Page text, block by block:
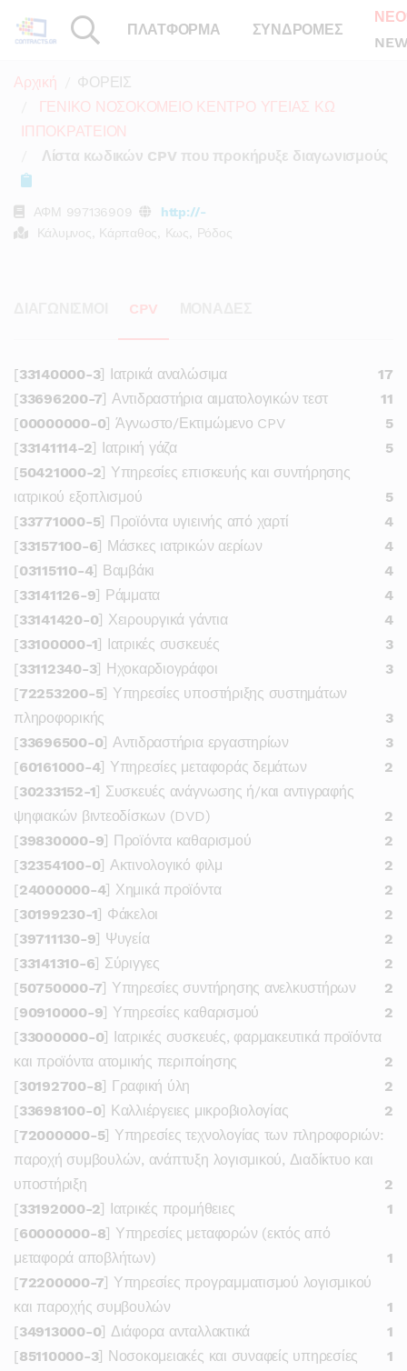
ΠΛΑΤΦΟΡΜΑ ΣΥΝΔΡΟΜΕΣ
Αρχική
ΦΟΡΕΙΣ
ΓΕΝΙΚΟ ΝΟΣΟΚΟΜΕΙΟ ΚΕΝΤΡΟ ΥΓΕΙΑΣ ΚΩ
ΙΠΠΟΚΡΑΤΕΙΟΝ
Λίστα κωδικών CPV που προκήρυξε διαγωνισμούς
ΑΦΜ 997136909
http://-
Κάλυμνος, Κάρπαθος, Κως, Ρόδος
CPV
[33140000-3] Ιατρικά αναλώσιμα
17
[33696200-7] Αντιδραστήρια αιματολογικών τεστ
11
[00000000-0] Άγνωστο/Εκτιμώμενο CPV
5
[33141114-2] Ιατρική γάζα
5
[50421000-2] Υπηρεσίες επισκευής και συντήρησης
ιατρικού εξοπλισμού
5
[33771000-5] Προϊόντα υγιεινής από χαρτί
4
[33157100-6] Μάσκες ιατρικών αερίων
4
[03115110-4] Βαμβάκι
4
[33141126-9] Ράμματα
4
[33141420-0] Χειρουργικά γάντια
4
[33100000-1] Ιατρικές συσκευές
3
[33112340-3] Ηχοκαρδιογράφοι
3
[72253200-5] Υπηρεσίες υποστήριξης συστημάτων
πληροφορικής
3
[33696500-0] Αντιδραστήρια εργαστηρίων
3
[60161000-4] Υπηρεσίες μεταφοράς δεμάτων
2
[30233152-1] Συσκευές ανάγνωσης ή/και αντιγραφής
ψηφιακών βιντεοδίσκων (DVD)
2
[39830000-9] Προϊόντα καθαρισμού
2
[32354100-0] Ακτινολογικό φιλμ
2
[24000000-4] Χημικά προϊόντα
2
[30199230-1] Φάκελοι
2
[39711130-9] Ψυγεία
2
[33141310-6] Σύριγγες
2
[50750000-7] Υπηρεσίες συντήρησης ανελκυστήρων
2
[90910000-9] Υπηρεσίες καθαρισμού
2
[33000000-0] Ιατρικές συσκευές, φαρμακευτικά προϊόντα
και προϊόντα ατομικής περιποίησης
2
[30192700-8] Γραφική ύλη
2
[33698100-0] Καλλιέργειες μικροβιολογίας
2
[72000000-5] Υπηρεσίες τεχνολογίας των πληροφοριών:
παροχή συμβουλών, ανάπτυξη λογισμικού, Διαδίκτυο και
υποστήριξη
2
[33192000-2] Ιατρικές προμήθειες
1
[60000000-8] Υπηρεσίες μεταφορών (εκτός από
μεταφορά αποβλήτων)
1
[72200000-7] Υπηρεσίες προγραμματισμού λογισμικού
και παροχής συμβουλών
1
[34913000-0] Διάφορα ανταλλακτικά
1
[85110000-3] Νοσοκομειακές και συναφείς υπηρεσίες
1